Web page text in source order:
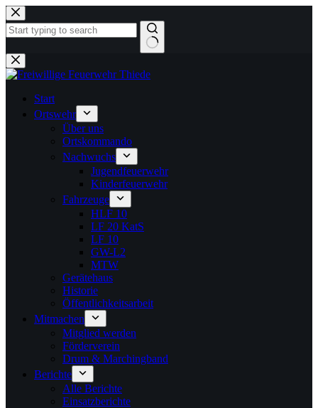
Zum
Inhalt
springen
Keine
Ergebnisse
Start
Ortswehr
Über uns
Ortskommando
Nachwuchs
Jugendfeuerwehr
Kinderfeuerwehr
Fahrzeuge
HLF 10
LF 20 KatS
LF 10
GW-L2
MTW
Gerätehaus
Historie
Öffentlichkeitsarbeit
Mitmachen
Mitglied werden
Förderverein
Drum & Marchingband
Berichte
Alle Berichte
Einsatzberichte